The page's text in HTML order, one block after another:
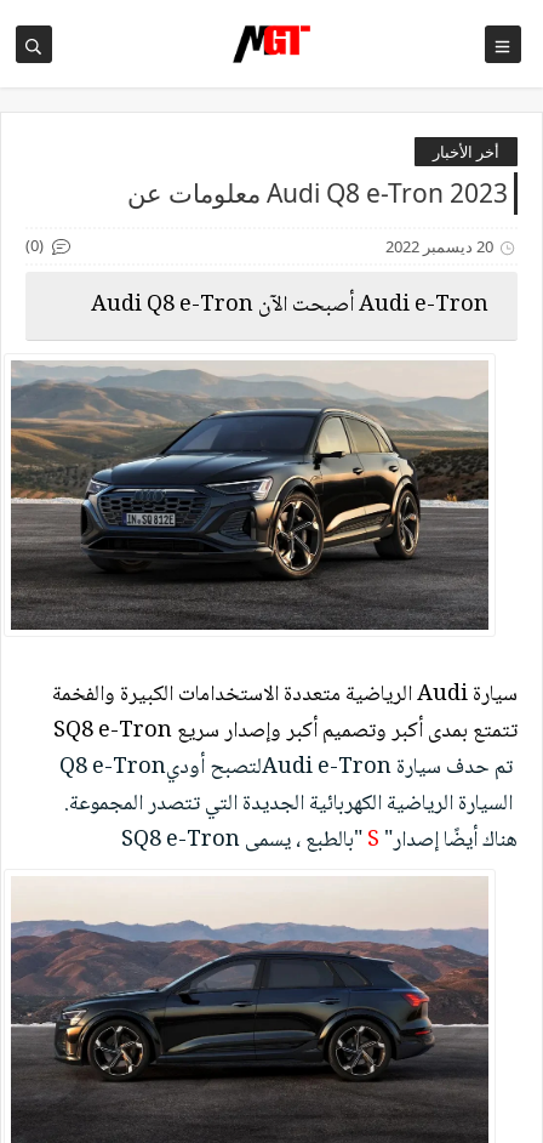
أخر الأخبار
Audi Q8 e-Tron 2023 معلومات عن
20 ديسمبر 2022 (0)
أصبحتAudi e-Tron الآنAudi Q8 e-Tron
سيارةAudiالرياضية متعددة الاستخدامات الكبيرة والفخمة
تتمتع بمدى أكبر وتصميم أكبر وإصدار سريعSQ8 e-Tron
تم حدف سيارةAudi e-TronلتصبحأوديQ8 e-Tron
السيارة الرياضية الكهربائية الجديدة التي تتصدر المجموعة.
هناك أيضًا إصدار"
S
"بالطبع ، يسمىSQ8 e-Tron